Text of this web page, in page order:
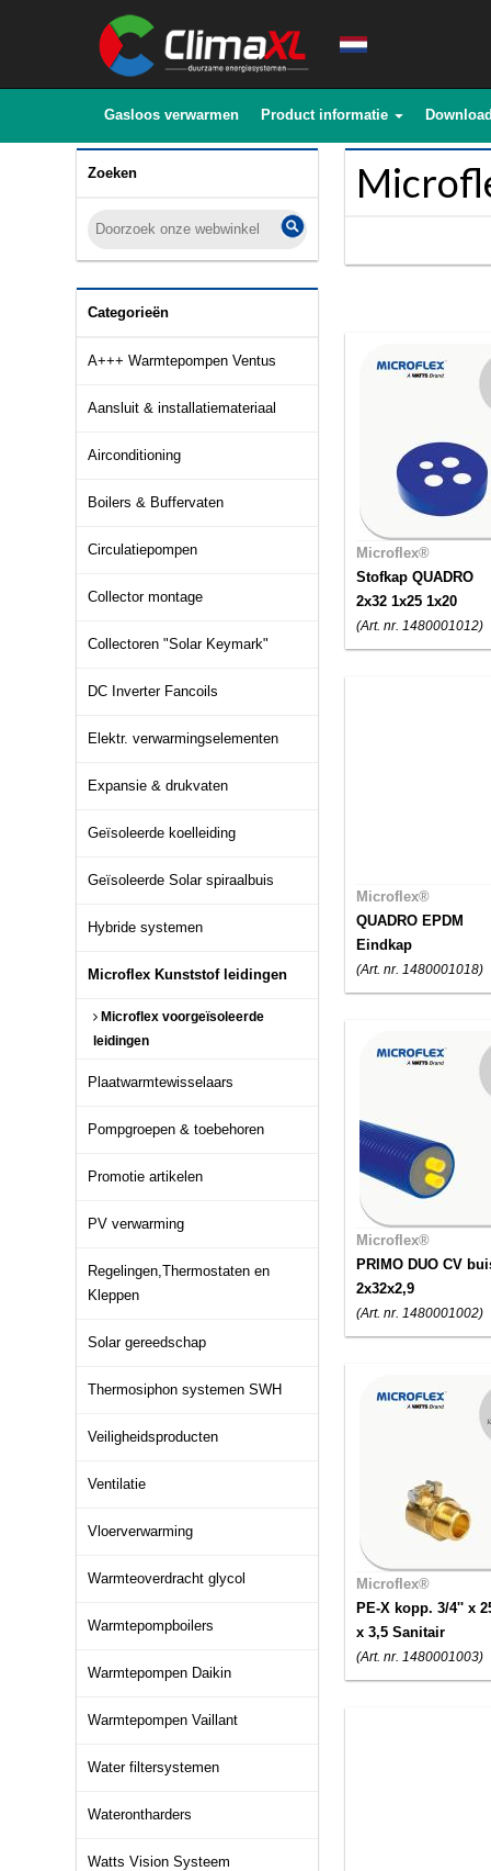
Gasloos verwarmen Product informatie
Zoeken
Categorieën
A+++ Warmtepompen Ventus
Aansluit & installatiemateriaal
Airconditioning
Boilers & Buffervaten
Circulatiepompen
Collector montage
Collectoren "Solar Keymark"
DC Inverter Fancoils
Elektr. verwarmingselementen
Expansie & drukvaten
Geïsoleerde koelleiding
Geïsoleerde Solar spiraalbuis
Hybride systemen
Microflex Kunststof leidingen
Microflex voorgeïsoleerde
leidingen
Plaatwarmtewisselaars
Pompgroepen & toebehoren
Promotie artikelen
PV verwarming
Regelingen,Thermostaten en
Kleppen
Solar gereedschap
Thermosiphon systemen SWH
Veiligheidsproducten
Ventilatie
Vloerverwarming
Warmteoverdracht glycol
Warmtepompboilers
Warmtepompen Daikin
Warmtepompen Vaillant
Water filtersystemen
Waterontharders
Watts Vision Systeem
Microflex®
Stofkap QUADRO
2x32 1x25 1x20
(Art. nr. 1480001012)
Microflex®
QUADRO EPDM
Eindkap
(Art. nr. 1480001018)
Microflex®
PRIMO DUO CV
2x32x2,9
(Art. nr. 1480001002)
Microflex®
PE-X kopp. 3/4'' x
x 3,5 Sanitair
(Art. nr. 1480001003)